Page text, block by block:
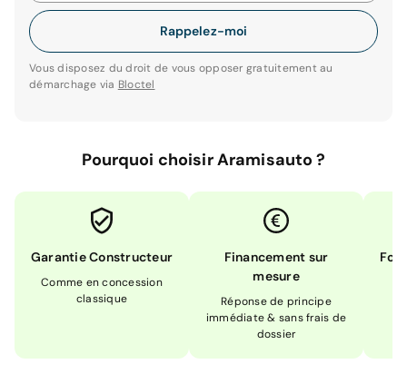
Rappelez-moi
Vous disposez du droit de vous opposer gratuitement au
démarchage via Bloctel
Pourquoi choisir Aramisauto ?
Garantie Constructeur
Comme en concession
classique
Financement sur
mesure
Réponse de principe
immédiate & sans frais de
dossier